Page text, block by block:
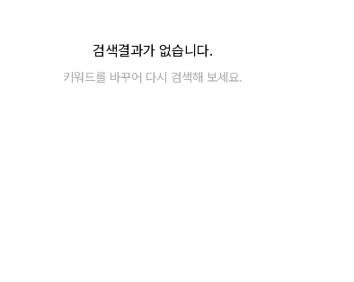
검색결과가 없습니다.
키워드를 바꾸어 다시 검색해 보세요.